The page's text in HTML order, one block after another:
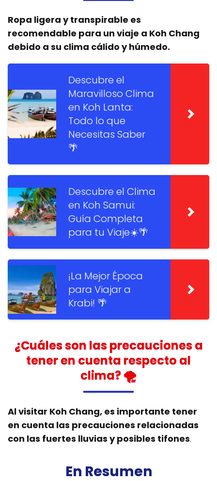
Ropa ligera y transpirable es
recomendable para un viaje a Koh Chang
debido a su clima cálido y húmedo.
Descubre el
Maravilloso Clima
en Koh Lanta:
Todo lo que
Necesitas Saber
🌴
Descubre el Clima
en Koh Samui:
Guía Completa
para tu Viaje☀️🌴
¡La Mejor Época
para Viajar a
Krabi! 🌴
¿Cuáles son las precauciones a
tener en cuenta respecto al
clima? 🌪️
Al visitar Koh Chang, es importante tener
en cuenta las precauciones relacionadas
con las fuertes lluvias y posibles tifones.
En Resumen